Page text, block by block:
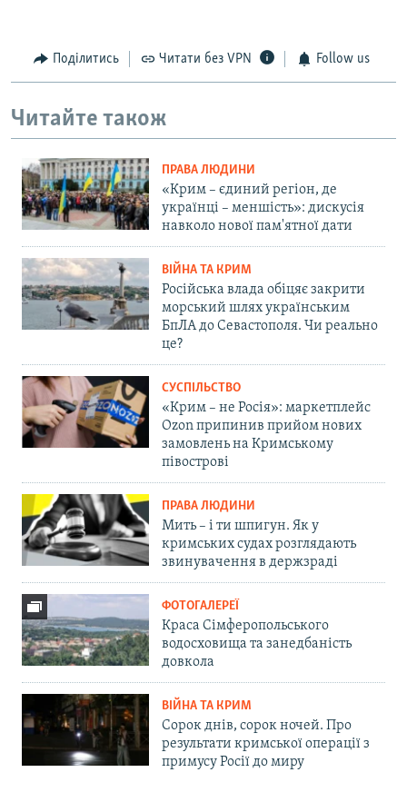
Поділитись Читати без VPN Follow us
Читайте також
ПРАВА ЛЮДИНИ
«Крим – єдиний регіон, де
українці – меншість»: дискусія
навколо нової пам'ятної дати
ВІЙНА ТА КРИМ
Російська влада обіцяє закрити
морський шлях українським
БпЛА до Севастополя. Чи реально
це?
СУСПІЛЬСТВО
«Крим – не Росія»: маркетплейс
Ozon припинив прийом нових
замовлень на Кримському
півострові
ПРАВА ЛЮДИНИ
Мить – і ти шпигун. Як у
кримських судах розглядають
звинувачення в держзраді
ФОТОГАЛЕРЕЇ
Краса Сімферопольського
водосховища та занедбаність
довкола
ВІЙНА ТА КРИМ
Сорок днів, сорок ночей. Про
результати кримської операції з
примусу Росії до миру